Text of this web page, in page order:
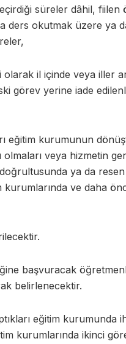
süreler dâhil,
ders okutmak üzere ya
il içinde veya iller
görev yerine iade
eğitim kurumunun
veya hizmetin
ya da
kurumlarında ve daha
başvuracak
belirlenecektir.
eğitim kurumunda
kurumlarında ikinci